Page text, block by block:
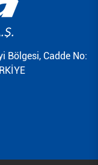
Bölgesi, Cadde No: